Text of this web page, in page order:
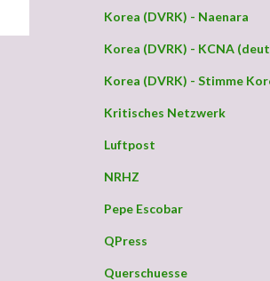
Korea (DVRK) - Naenara
Korea (DVRK) - KCNA
Korea (DVRK) - Stimme
Kritisches Netzwerk
Luftpost
NRHZ
Pepe Escobar
QPress
Querschuesse